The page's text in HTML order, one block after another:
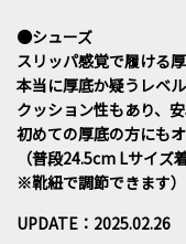
●シューズ
スリッパ感覚で履ける
本当に厚底か疑うレベ
クッション性もあり、
初めての厚底の方にも
（普段24.5cm Lサイズ
※靴紐で調節できます）
UPDATE：2025.02.26